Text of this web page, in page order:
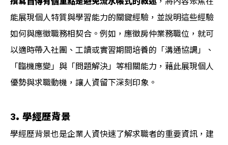
能展現個人特質與學習能力的關鍵經驗，並說明這些經驗
如何與應徵職務相契合。例如，應徵房仲業務職位，就可
以適時帶入社團、工讀或實習期間培養的「溝通協調」、
「臨機應變」與「問題解決」等相關能力，藉此展現個人
優勢與求職動機，讓人資留下深刻印象。
3. 學經歷背景
學經歷背景也是企業人資快速了解求職者的重要資訊，建